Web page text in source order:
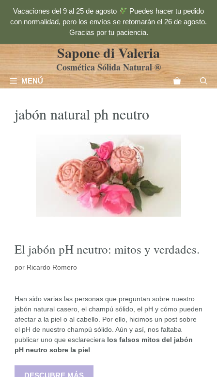
contenido
Vacaciones del 9 al 25 de agosto
Puedes hacer tu pedido
con normalidad, pero los envíos se retomarán el 26 de agosto.
Gracias por tu paciencia.
Sapone di Valeria
Cosmética Sólida Natural ®
MENÚ
jabón natural ph neutro
El jabón pH neutro: mitos y verdades.
por Ricardo Romero
Han sido varias las personas que preguntan sobre nuestro
jabón natural casero, el champú sólido, el pH y cómo pueden
afectar a la piel o al cabello. Por ello, hicimos un post sobre
el pH de nuestro champú sólido. Aún y así, nos faltaba
publicar uno que esclareciera los falsos mitos del jabón
pH neutro sobre la piel
DESCUBRE MÁS